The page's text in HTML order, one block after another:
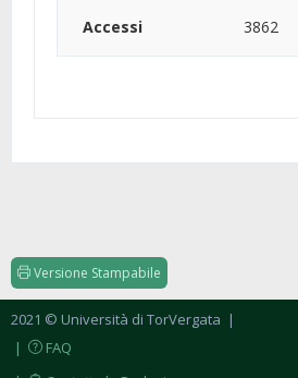
3862
Versione Stampabile
2021 © Università di TorVergata
|
FAQ
|